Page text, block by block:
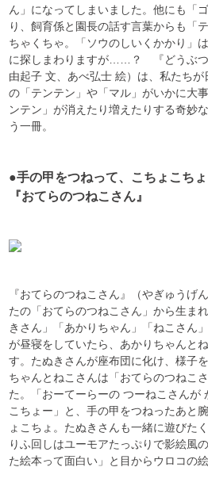
ん」になってしまいました。他にも「
り、飼育係と園長の話す言葉からも「
ちゃくちゃ。「ソウのしいくかかり」
に探しまわりますが……？ 『どうぶつ
由起子 文、あべ弘士 絵）は、私たち
の「テンテン」や「マル」がいかに大
ンテン」が消えたり増えたりする奇妙
う一冊。
●手の甲をつねって、こちょこち
『おてらのつねこさん』
『おてらのつねこさん』（やぎゅうげ
たの「おてらのつねこさん」から生ま
きさん」「あかりちゃん」「ねこさん
が昼寝をしていたら、あかりちゃんと
す。たぬきさんが座布団に化け、様子
ちゃんとねこさんは「おてらのつねこ
た。「おーてーらーの つーねこさんが
こちょー」と、手の甲をつねったあと
ょこちょ。たぬきさんも一緒に遊び
りふ回しはユーモアたっぷりで影絵風
た絵本って面白い」と目からウロコの絵